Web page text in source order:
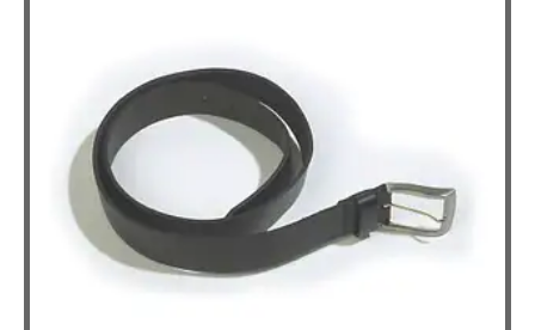
gekozen
worden
op
de
productpagina